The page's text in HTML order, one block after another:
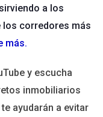
de cerrar la
al comprador si la
al precio acordado.
actual.
características y
funcionan y cuándo
a los
los corredores más
más.
y escucha
inmobiliarios
ayudarán a evitar